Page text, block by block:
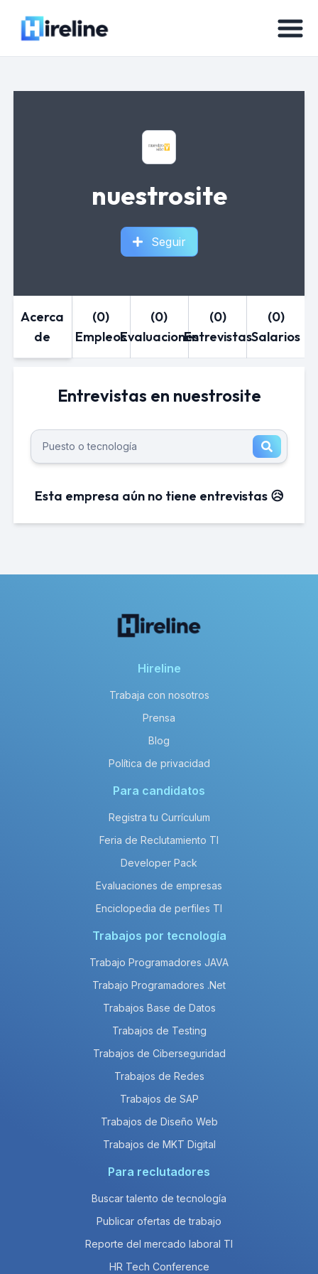
nuestrosite
Seguir
Acerca
de
(0)
Empleos
(0)
Evaluaciones
(0)
Entrevistas
(0)
Salarios
Entrevistas en nuestrosite
Esta empresa aún no tiene entrevistas 😥
Hireline
Trabaja con nosotros
Prensa
Blog
Política de privacidad
Para candidatos
Registra tu Currículum
Feria de Reclutamiento TI
Developer Pack
Evaluaciones de empresas
Enciclopedia de perfiles TI
Trabajos por tecnología
Trabajo Programadores JAVA
Trabajo Programadores .Net
Trabajos Base de Datos
Trabajos de Testing
Trabajos de Ciberseguridad
Trabajos de Redes
Trabajos de SAP
Trabajos de Diseño Web
Trabajos de MKT Digital
Para reclutadores
Buscar talento de tecnología
Publicar ofertas de trabajo
Reporte del mercado laboral TI
HR Tech Conference